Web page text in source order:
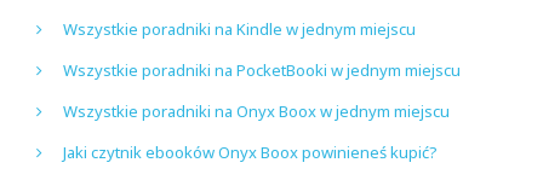
Wszystkie poradniki na Kindle w jednym miejscu
Wszystkie poradniki na PocketBooki w jednym miejscu
Wszystkie poradniki na Onyx Boox w jednym miejscu
Jaki czytnik ebooków Onyx Boox powinieneś kupić?